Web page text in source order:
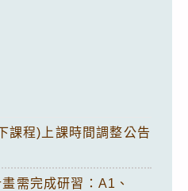
課程)上課時間調整公告
需完成研習：A1、